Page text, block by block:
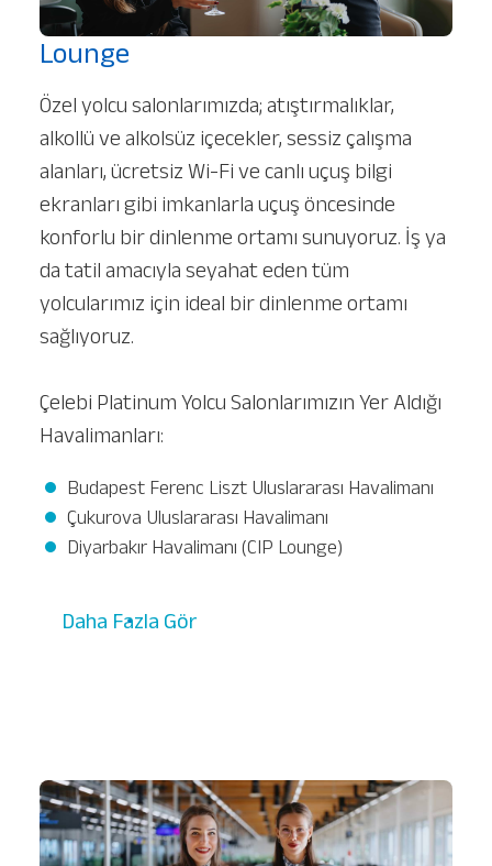
Lounge
Özel yolcu salonlarımızda; atıştırmalıklar,
alkollü ve alkolsüz içecekler, sessiz çalışma
alanları, ücretsiz Wi-Fi ve canlı uçuş bilgi
ekranları gibi imkanlarla uçuş öncesinde
konforlu bir dinlenme ortamı sunuyoruz. İş ya
da tatil amacıyla seyahat eden tüm
yolcularımız için ideal bir dinlenme ortamı
sağlıyoruz.
Çelebi Platinum Yolcu Salonlarımızın Yer Aldığı
Havalimanları:
Budapest Ferenc Liszt Uluslararası Havalimanı
Çukurova Uluslararası Havalimanı
Diyarbakır Havalimanı (CIP Lounge)
Daha Fazla Gör